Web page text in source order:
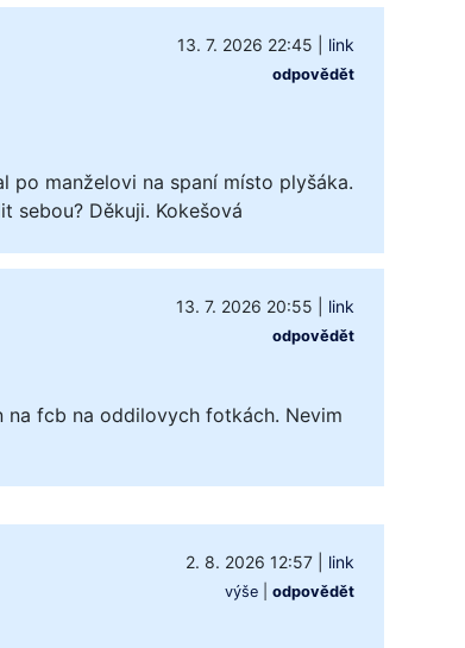
13. 7. 2026 22:45 link
odpovědět
po manželovi na spaní místo plyšáka.
sebou? Děkuji. Kokešová
13. 7. 2026 20:55 link
odpovědět
na fcb na oddilovych fotkách. Nevim
2. 8. 2026 12:57| link
výše| odpovědět